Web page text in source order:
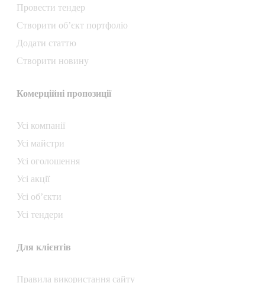
Провести тендер
Створити об’єкт портфоліо
Додати статтю
Створити новину
Комерційні пропозиції
Усі компанії
Усі майстри
Усі оголошення
Усі акції
Усі об’єкти
Усі тендери
Для клієнтів
Правила використання сайту